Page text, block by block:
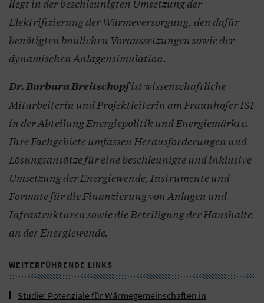
liegt in der beschleunigten Umsetzung der
Elektrifizierung der Wärmeversorgung, den dafür
benötigten baulichen Voraussetzungen sowie der
dynamischen Anlagensimulation.
Dr. Barbara Breitschopfist wissenschaftliche
Mitarbeiterin und Projektleiterin am Fraunhofer ISI
in der Abteilung Energiepolitik und Energiemärkte.
Ihre Fachgebiete umfassen Herausforderungen und
Lösungsansätze für eine beschleunigte und inklusive
Umsetzung der Energiewende, Instrumente und
Formate für die Finanzierung von Anlagen und
Infrastrukturen sowie die Beteiligung der Haushalte
an der Energiewende.
WEITERFÜHRENDE LINKS
Studie: Potenziale für Wärmegemeinschaften in